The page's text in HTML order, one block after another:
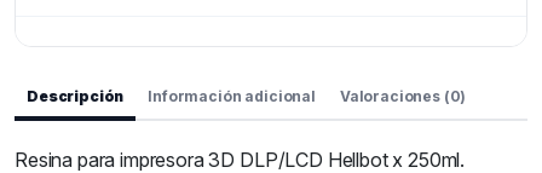
Descripción Información adicional Valoraciones (0)
Resina para impresora 3D DLP/LCD Hellbot x 250ml.